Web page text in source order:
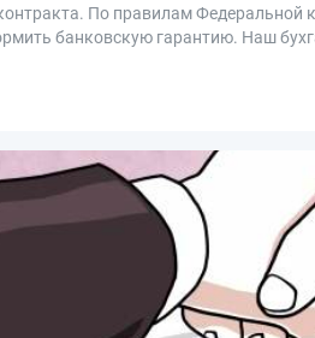
По правилам
банковскую гарантию. Наш